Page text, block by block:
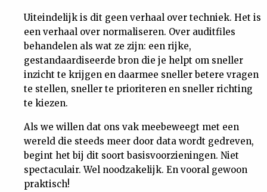
Uiteindelijk is dit geen verhaal over techniek. Het is
een verhaal over normaliseren. Over auditfiles
behandelen als wat ze zijn: een rijke,
gestandaardiseerde bron die je helpt om sneller
inzicht te krijgen en daarmee sneller betere vragen
te stellen, sneller te prioriteren en sneller richting
te kiezen.
Als we willen dat ons vak meebeweegt met een
wereld die steeds meer door data wordt gedreven,
begint het bij dit soort basisvoorzieningen. Niet
spectaculair. Wel noodzakelijk. En vooral gewoon
praktisch!